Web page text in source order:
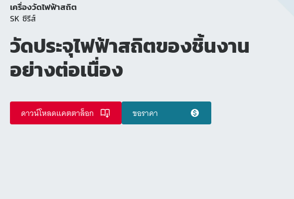
เครื่องวัดไฟฟ้าสถิต
SK ซีรีส์
วัดประจุไฟฟ้าสถิตของชิ้นงาน
อย่างต่อเนื่อง
ดาวน์โหลดแคตตาล็อก ขอราคา